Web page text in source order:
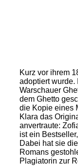
Kurz vor ihrem
adoptiert wurde.
Warschauer
dem Ghetto
die Kopie eines
Klara das
anvertraute:
ist ein
Dabei hat sie
Romans
Plagiatorin zur